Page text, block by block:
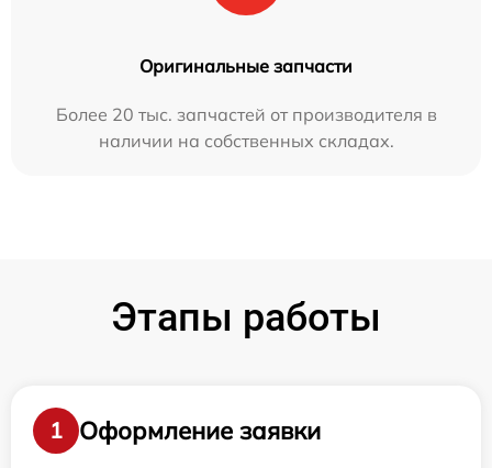
Оригинальные запчасти
Более 20 тыс. запчастей от производителя в
наличии на собственных складах.
Этапы работы
1
Оформление заявки